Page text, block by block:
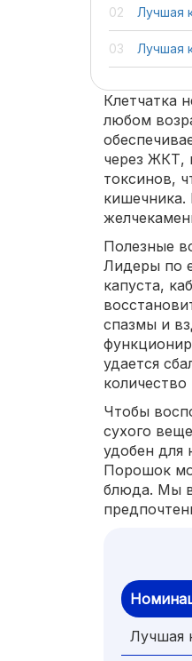
Лучшая
Лучшая
Клетчатка
любом
через ЖКТ,
токсинов,
кишечника.
Полезные
Лидеры по
капуста,
спазмы и
удается
количество
Чтобы
сухого
удобен для
Порошок
блюда. Мы
Лучшая